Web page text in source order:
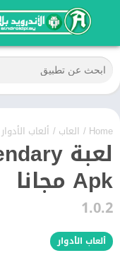
Home
/ العاب / ألعاب الأدوار
Apk مجانا
1.0.2
ألعاب الأدوار